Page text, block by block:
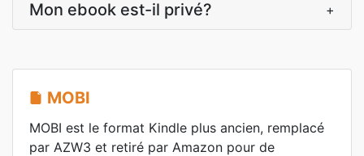
Mon ebook est-il privé? +
MOBI
MOBI est le format Kindle plus ancien, remplacé
par AZW3 et retiré par Amazon pour de